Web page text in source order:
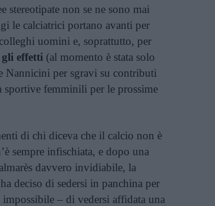
stereotipate non se ne sono mai
le calciatrici portano avanti per
uomini e, soprattutto, per
effetti (al momento è stata solo
Nannicini per sgravi su contributi
sportive femminili per le prossime
di chi diceva che il calcio non è
sempre infischiata, e dopo una
davvero invidiabile, la
deciso di sedersi in panchina per
impossibile – di vedersi affidata una